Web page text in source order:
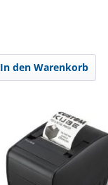
In den Warenkorb